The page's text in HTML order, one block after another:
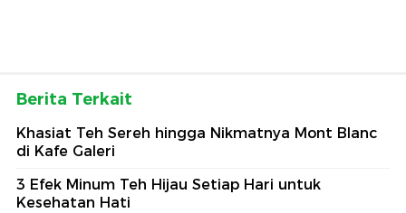
Berita Terkait
Khasiat Teh Sereh hingga Nikmatnya Mont Blanc
di Kafe Galeri
3 Efek Minum Teh Hijau Setiap Hari untuk
Kesehatan Hati